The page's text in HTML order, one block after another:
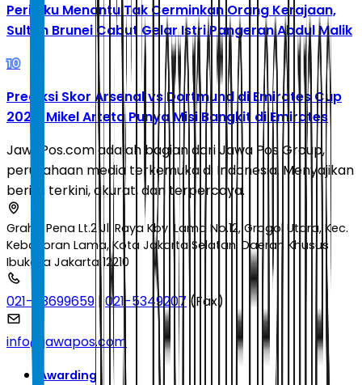
Perilaku Menantu Tak Cerminkan Orang Kerajaan,
Sultan Brunei Cabut Gelar Istri Pangeran Abdul Malik
10
Prediksi Skor Arsenal vs Dortmund di Emirates Cup
2026: Mikel Arteta Punya Misi Bangkit di Emirates
JawaPos.com adalah bagian dari Jawa Pos Group,
perusahaan media terkemuka di Indonesia. Menyajikan
berita terkini, akurat, dan terpercaya.
Graha Pena Lt.2 Jl. Raya Kby. Lama No.12, Grogol Utara, Kec.
Kebayoran Lama, Kota Jakarta Selatan, Daerah Khusus
Ibukota Jakarta 12210
021-53699659 | 021-5349207 (Fax)
info@jawapos.com
Awarding